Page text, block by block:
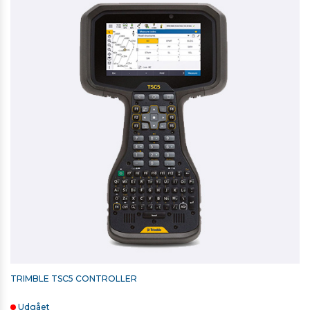
SECO 2-DELT KULFIBERSTOK 2M - 0,86 KG
3.704,00 kr. ekskl. moms
TRIMBLE TSC5 CONTROLLER
Udgået